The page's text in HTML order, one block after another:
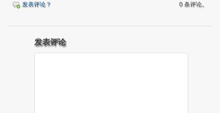
发表评论？ 0 条评论。
发表评论